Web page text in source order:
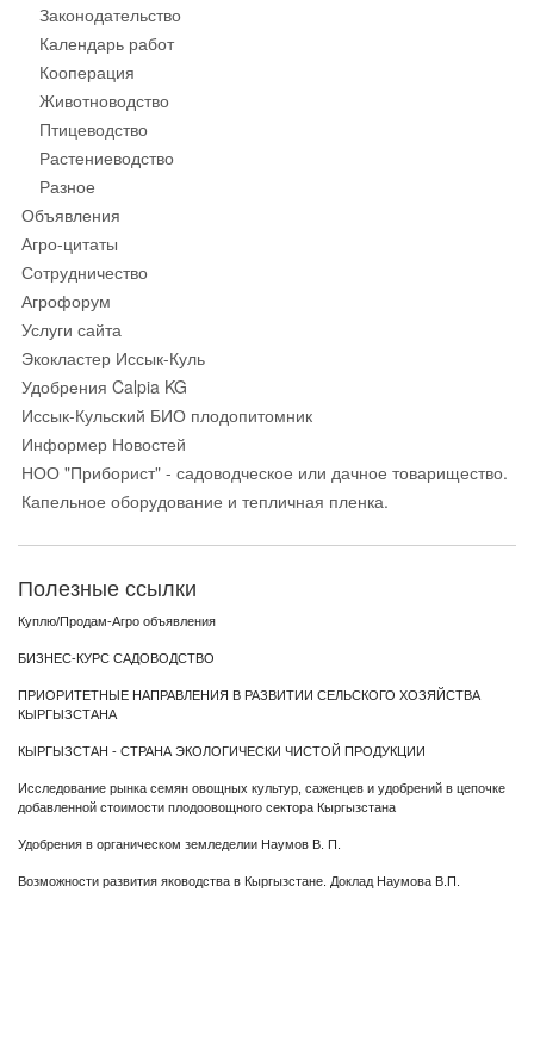
Законодательство
Календарь работ
Кооперация
Животноводство
Птицеводство
Растениеводство
Разное
Объявления
Агро-цитаты
Сотрудничество
Агрофорум
Услуги сайта
Экокластер Иссык-Куль
Удобрения Calpia KG
Иссык-Кульский БИО плодопитомник
Информер Новостей
НОО "Приборист" - садоводческое или дачное товарищество.
Капельное оборудование и тепличная пленка.
Полезные ссылки
Куплю/Продам-Агро объявления
БИЗНЕС-КУРС САДОВОДСТВО
ПРИОРИТЕТНЫЕ НАПРАВЛЕНИЯ В РАЗВИТИИ СЕЛЬСКОГО ХОЗЯЙСТВА
КЫРГЫЗСТАНА
КЫРГЫЗСТАН - СТРАНА ЭКОЛОГИЧЕСКИ ЧИСТОЙ ПРОДУКЦИИ
Исследование рынка семян овощных культур, саженцев и удобрений в цепочке
добавленной стоимости плодоовощного сектора Кыргызстана
Удобрения в органическом земледелии Наумов В. П.
Возможности развития яководства в Кыргызстане. Доклад Наумова В.П.